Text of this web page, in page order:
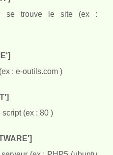
se trouve le site (ex :
: e-outils.com )
(ex : 80 )